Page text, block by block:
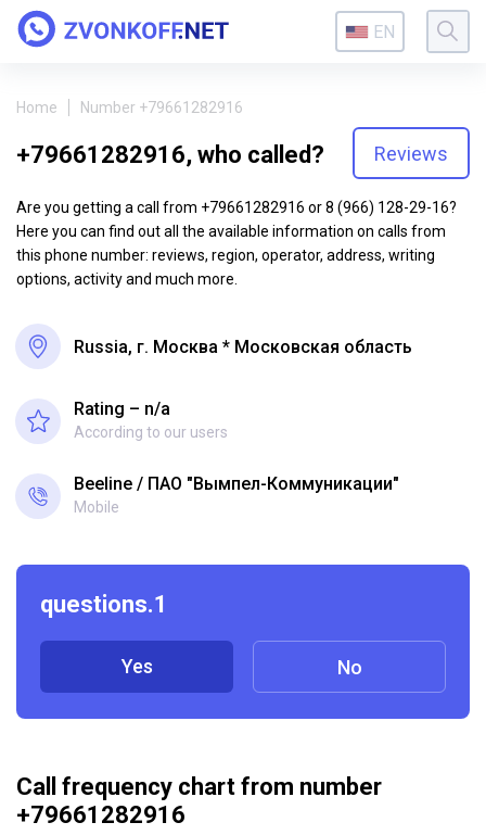
EN
Home Number +79661282916
+79661282916, who called? Reviews
Are you getting a call from +79661282916 or 8 (966) 128-29-16?
Here you can find out all the available information on calls from
this phone number: reviews, region, operator, address, writing
options, activity and much more.
Russia, г. Москва * Московская область
Rating – n/a
According to our users
Beeline ПАО "Вымпел-Коммуникации"
Mobile
questions.1
Yes No
Call frequency chart from number
+79661282916